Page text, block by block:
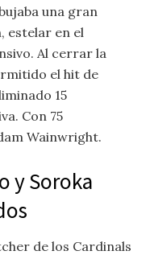
una gran
estelar en el
Al cerrar la
el hit de
15
Con 75
Wainwright.
y Soroka
de los Cardinals